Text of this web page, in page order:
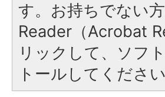
す。お持ちでない
Reader（Acrobat
リックして、ソフ
トールしてください